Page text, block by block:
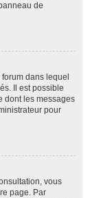
de
dans lequel
Il est possible
dont les messages
pour
vous
page. Par